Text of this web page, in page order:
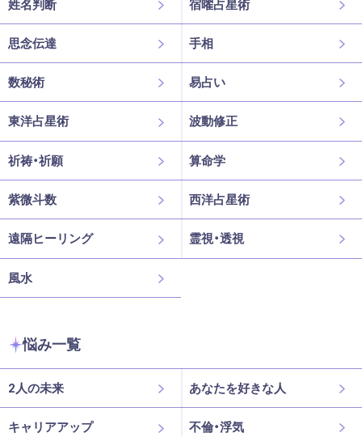
姓名判断 宿曜占星術
思念伝達 手相
数秘術 易占い
東洋占星術 波動修正
祈祷・祈願 算命学
紫微斗数 西洋占星術
遠隔ヒーリング 霊視・透視
風水
悩み一覧
2人の未来 あなたを好きな人
キャリアアップ 不倫・浮気